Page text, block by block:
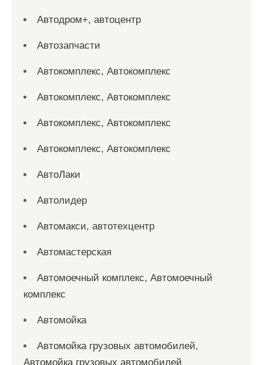
Автодром+, автоцентр
Автозапчасти
Автокомплекс, Автокомплекс
Автокомплекс, Автокомплекс
Автокомплекс, Автокомплекс
Автокомплекс, Автокомплекс
АвтоЛаки
Автолидер
Автомакси, автотехцентр
Автомастерская
Автомоечный комплекс, Автомоечный
комплекс
Автомойка
Автомойка грузовых автомобилей,
Автомойка грузовых автомобилей